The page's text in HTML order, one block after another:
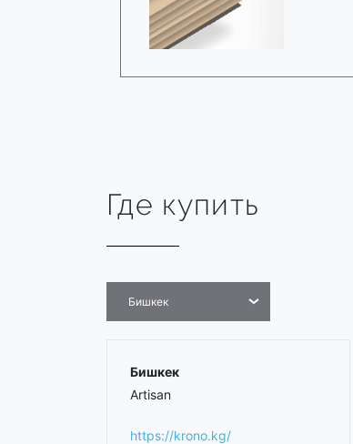
Где купить
Бишкек
Бишкек
Artisan
https://krono.kg/